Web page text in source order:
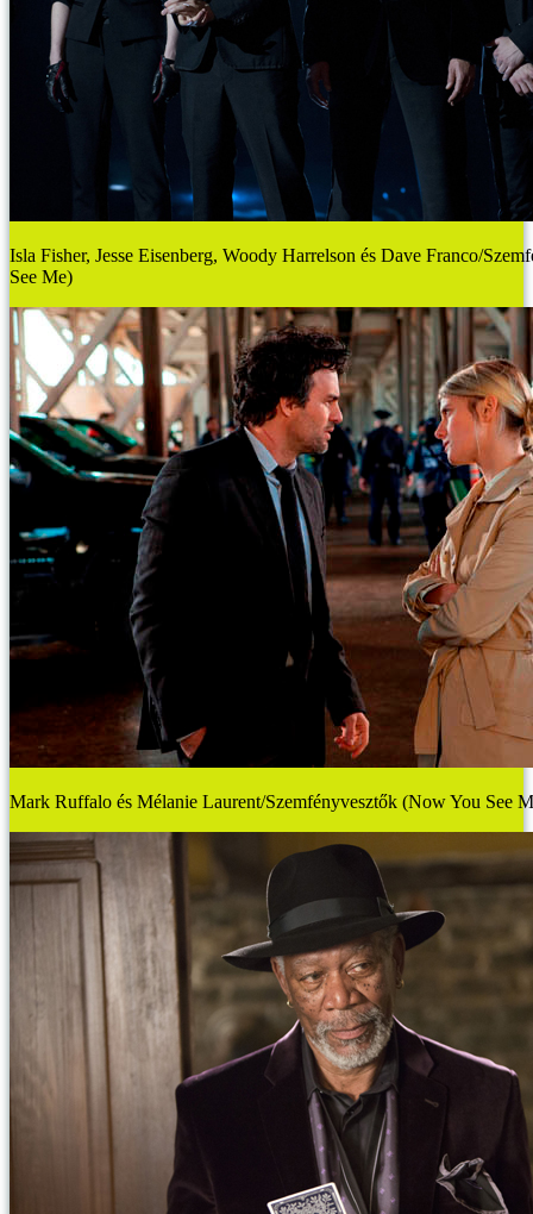
Isla Fisher, Jesse Eisenberg, Woody Harrelson és Dave Franco/
See Me)
Mark Ruffalo és Mélanie Laurent/Szemfényvesztők (Now You See